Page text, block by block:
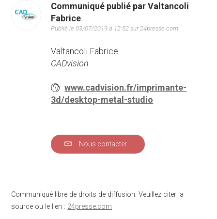
Communiqué publié par Valtancoli
Fabrice
Publié le 03/07/2019 à 12:52 sur 24presse.com
Valtancoli Fabrice
CADvision
www.cadvision.fr/imprimante-
3d/desktop-metal-studio
Nous contacter
Communiqué libre de droits de diffusion. Veuillez citer la
source ou le lien : 24presse.com